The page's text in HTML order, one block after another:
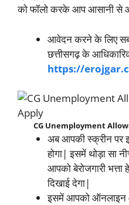
को फॉलो करके आप आसानी
आवेदन करने के लिए
छत्तीसगढ़ के
https://
CG Unemployment
अब आपकी स्क्रीन पर
होगा| इसमें थोड़ा सा
आपको बेरोजगारी
दिखाई देगा|
इसमें आपको ऑनलाइन